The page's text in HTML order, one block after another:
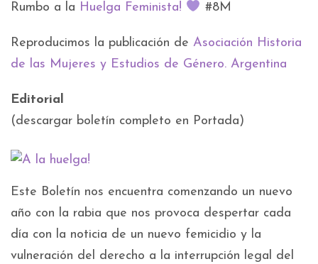
Rumbo a la Huelga Feminista! #8M
Reproducimos la publicación de Asociación Historia
de las Mujeres y Estudios de Género. Argentina
Editorial
(descargar boletín completo en Portada)
Este Boletín nos encuentra comenzando un nuevo
año con la rabia que nos provoca despertar cada
día con la noticia de un nuevo femicidio y la
vulneración del derecho a la interrupción legal del